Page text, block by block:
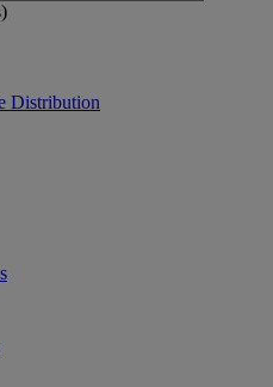
Distribution